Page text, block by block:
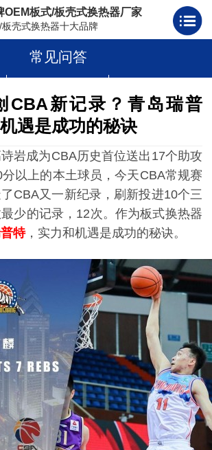
OEM板式/板壳式换热器厂家
壳式换热器十大品牌
板壳式换热器
常见问答
CBA新记录？青岛瑞普
遇是成功的秘诀
岩成为CBA历史首位送出17个助攻
分以上的本土球员，今天CBA常规赛
CBA又一新纪录，刷新投进10个三
少的记录，12次。作为板式换热器
特，实力和机遇是成功的秘诀。